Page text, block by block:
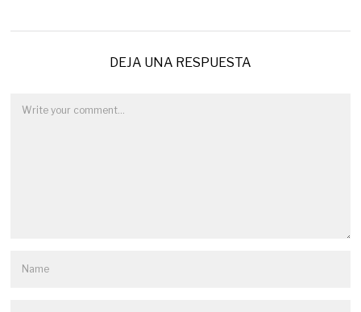
DEJA UNA RESPUESTA